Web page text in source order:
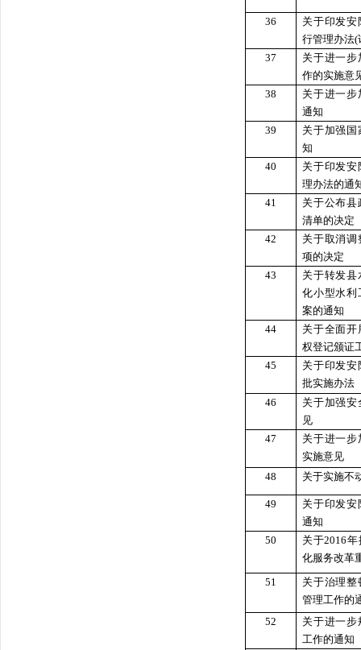
36
关于印发
行管理办法(
37
关于进一
作的实施意
38
关于进一
通知
39
关于加强
知
40
关于印发
理办法的通
41
关于公布
清单的决定
42
关于取消
项的决定
43
关于转发
化小型水利
案的通知
44
关于全面
权登记颁证
45
关于印发
批实施办法
46
关于加强
见
47
关于进一
实施意见
48
关于实施不
49
关于印发
通知
50
关于2016
化服务改革
51
关于治理
管理工作的
52
关于进一
工作的通知